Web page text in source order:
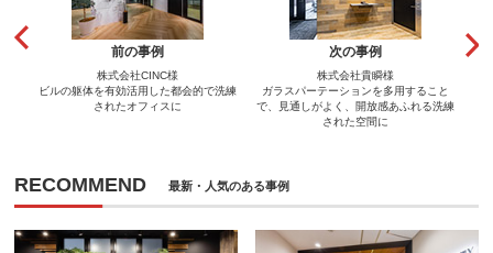
前の事例
株式会社CINC様
ビルの躯体を有効活用した都会的で洗練
されたオフィスに
次の事例
株式会社貴瞬様
ガラスパーテーションを多用すること
で、見通しがよく、開放感あふれる洗練
された空間に
RECOMMEND 最新・人気のある事例